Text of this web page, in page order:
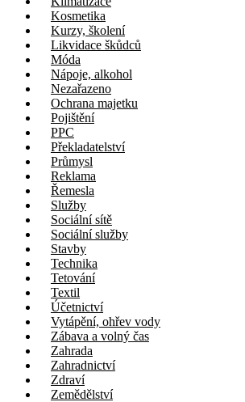
Kosmetika
Kurzy, školení
Likvidace škůdců
Móda
Nápoje, alkohol
Nezařazeno
Ochrana majetku
Pojištění
PPC
Překladatelství
Průmysl
Reklama
Řemesla
Služby
Sociální sítě
Sociální služby
Stavby
Technika
Tetování
Textil
Účetnictví
Vytápění, ohřev vody
Zábava a volný čas
Zahrada
Zahradnictví
Zdraví
Zemědělství